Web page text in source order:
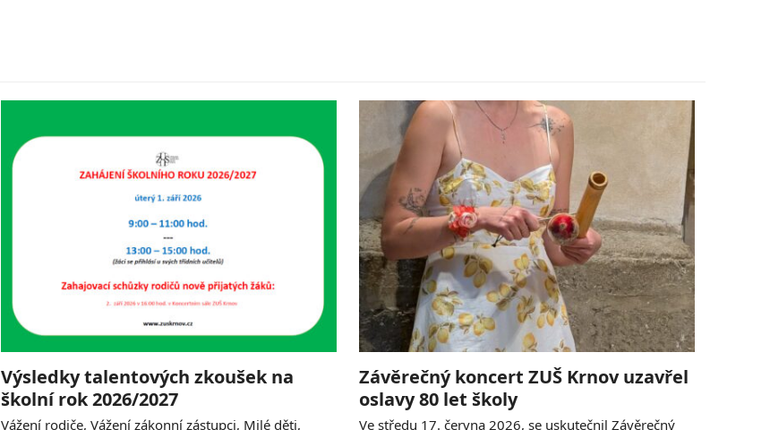
Výsledky talentových zkoušek na
školní rok 2026/2027
Vážení rodiče, Vážení zákonní zástupci, Milé děti,
Závěrečný koncert ZUŠ Krnov uzavřel
oslavy 80 let školy
Ve středu 17. června 2026, se uskutečnil Závěrečný